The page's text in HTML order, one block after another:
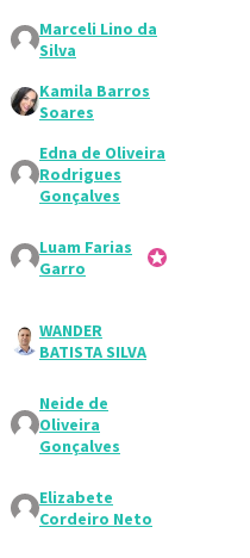
Marceli Lino da
Silva
Kamila Barros
Soares
Edna de Oliveira
Rodrigues
Gonçalves
Luam Farias
Garro
Participante
WANDER
BATISTA SILVA
Neide de
Oliveira
Gonçalves
Elizabete
Cordeiro Neto